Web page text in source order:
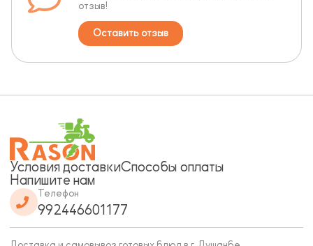
отзыв!
Оставить отзыв
Условия доставкиСпособы оплаты
Напишите нам
Телефон
992446601177